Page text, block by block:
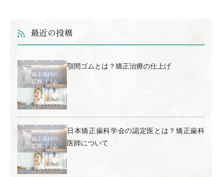
最近の投稿
顎間ゴムとは？矯正治療の仕上げ
日本矯正歯科学会の認定医とは？矯正歯科
医師について